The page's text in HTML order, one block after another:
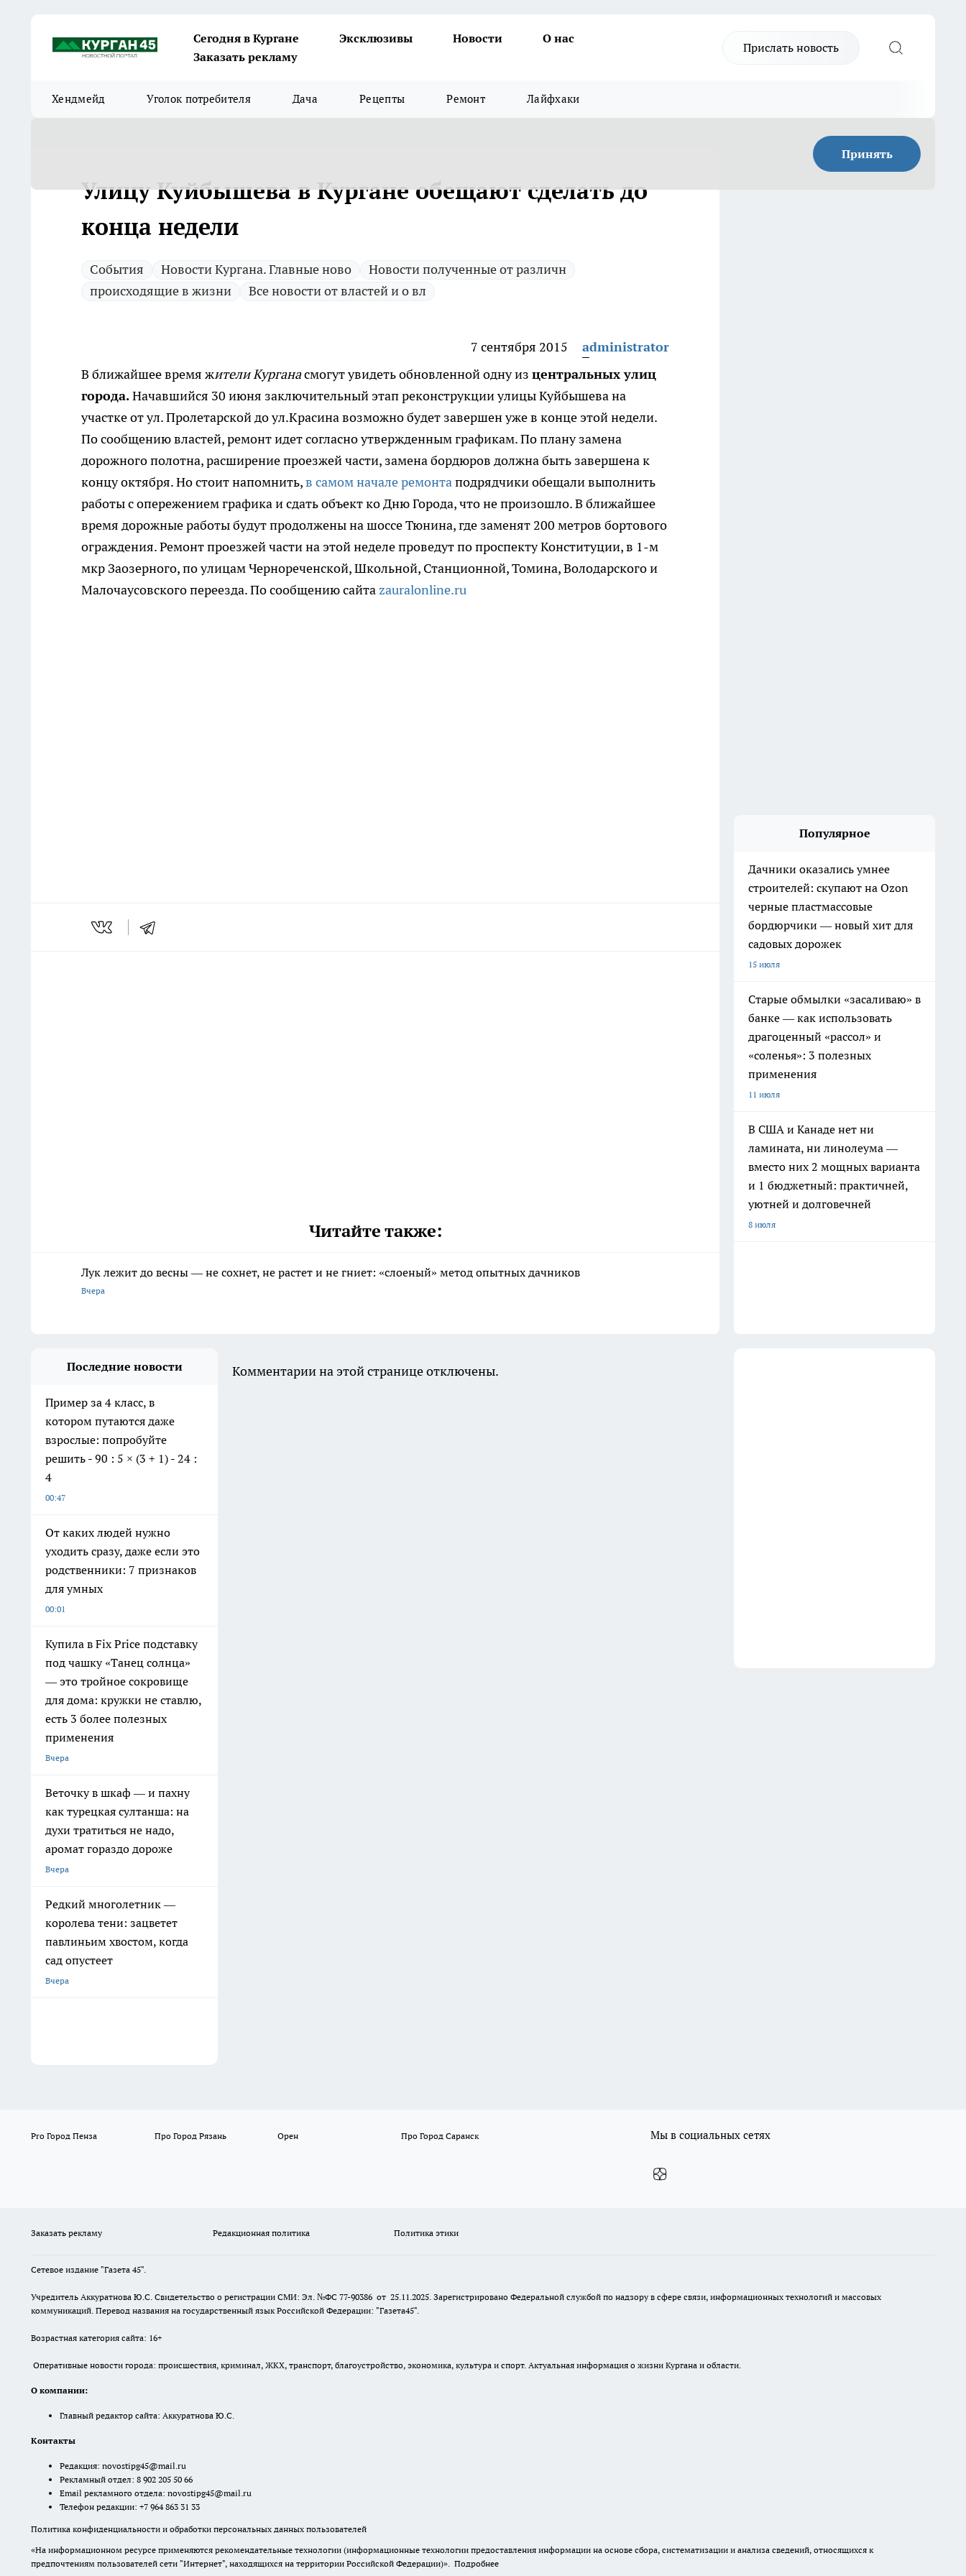
Сегодня в Кургане Эксклюзивы Новости
О нас
Заказать рекламу
Прислать новость
Хендмейд Уголок потребителя Дача Рецепты Ремонт Лайфхаки
Принять
Улицу Куйбышева в Кургане обещают сделать до
конца недели
Cобытия Новости Кургана. Главные ново
Новости полученные от различн
происходящие в жизни
Все новости от властей и о вл
7 сентября 2015
administrator
В ближайшее время жители Курганасмогут увидеть обновленной одну из центральных улиц
города.Начавшийся 30 июня заключительный этап реконструкции улицы Куйбышева на
участке от ул. Пролетарской до ул.Красина возможно будет завершен уже в конце этой недели.
По сообщению властей, ремонт идет согласно утвержденным графикам. По плану замена
дорожного полотна, расширение проезжей части, замена бордюров должна быть завершена к
концу октября. Но стоит напомнить,в самом начале ремонтаподрядчики обещали выполнить
работы с опережением графика и сдать объект ко Дню Города, что не произошло. В ближайшее
время дорожные работы будут продолжены на шоссе Тюнина, где заменят 200 метров бортового
ограждения. Ремонт проезжей части на этой неделе проведут по проспекту Конституции, в 1-м
мкр Заозерного, по улицам Чернореченской, Школьной, Станционной, Томина, Володарского и
Малочаусовского переезда. По сообщению сайтаzauralonline.ru
Читайте также:
Лук лежит до весны — не сохнет, не растет и не гниет: «слоеный» метод опытных дачников
Вчера
Популярное
Дачники оказались умнее
строителей: скупают на Ozon
черные пластмассовые
бордюрчики — новый хит для
садовых дорожек
15 июля
Старые обмылки «засаливаю» в
банке — как использовать
драгоценный «рассол» и
«соленья»: 3 полезных
применения
11 июля
В США и Канаде нет ни
ламината, ни линолеума —
вместо них 2 мощных варианта
и 1 бюджетный: практичней,
уютней и долговечней
8 июля
Последние новости
Пример за 4 класс, в
котором путаются даже
взрослые: попробуйте
решить - 90 : 5 × (3 + 1) - 24 :
4
00:47
От каких людей нужно
уходить сразу, даже если это
родственники: 7 признаков
для умных
00:01
Купила в Fix Price подставку
под чашку «Танец солнца»
— это тройное сокровище
для дома: кружки не ставлю,
есть 3 более полезных
применения
Вчера
Веточку в шкаф — и пахну
как турецкая султанша: на
духи тратиться не надо,
аромат гораздо дороже
Вчера
Редкий многолетник —
королева тени: зацветет
павлиньим хвостом, когда
сад опустеет
Вчера
Комментарии на этой странице отключены.
Pro Город Пенза Про Город Рязань Орен Про Город Саранск Мы в социальных сетях
Заказать рекламу Редакционная политика Политика этики
Сетевое издание "Газета 45".
Учредитель Аккуратнова Ю.С. Свидетельство о регистрации СМИ: Эл. №ФС 77-90386 от 25.11.2025. Зарегистрировано Федеральной службой по надзору в сфере связи, информационных технологий и массовых
коммуникаций. Перевод названия на государственный язык Российской Федерации: "Газета45".
Возрастная категория сайта: 16+
Оперативные новости города: происшествия, криминал, ЖКХ, транспорт, благоустройство, экономика, культура и спорт. Актуальная информация о жизни Кургана и области.
О компании:
Главный редактор сайта: Аккуратнова Ю.С.
Контакты
Редакция: novostipg45@mail.ru
Рекламный отдел: 8 902 205 50 66
Email рекламного отдела: novostipg45@mail.ru
Телефон редакции: +7 964 863 31 33
Политика конфиденциальности и обработки персональных данных пользователей
«На информационном ресурсе применяются рекомендательные технологии (информационные технологии предоставления информации на основе сбора, систематизации и анализа сведений, относящихся к
предпочтениям пользователей сети "Интернет", находящихся на территории Российской Федерации)». Подробнее